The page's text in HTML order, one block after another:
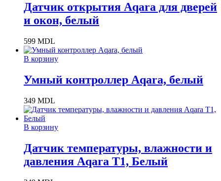
Датчик открытия Aqara для дверей
и окон, белый
599 MDL
В корзину
Умный контроллер Aqara, белый
349 MDL
В корзину
Датчик температуры, влажности и
давления Aqara T1, Белый